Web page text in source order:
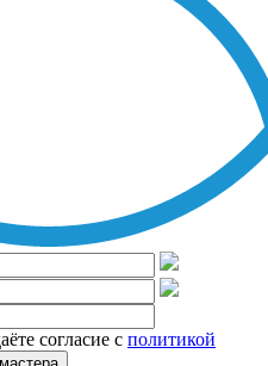
согласие с политикой